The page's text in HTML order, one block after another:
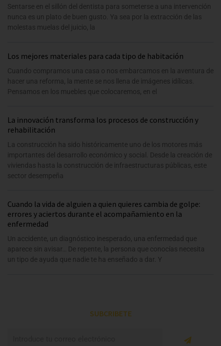
Sentarse en el sillón del dentista para someterse a una intervención
nunca es un plato de buen gusto. Ya sea por la extracción de las
molestas muelas del juicio, la
Los mejores materiales para cada tipo de habitación
Cuando compramos una casa o nos embarcamos en la aventura de
hacer una reforma, la mente se nos llena de imágenes idílicas.
Pensamos en los muebles que colocaremos, en el
La innovación transforma los procesos de construcción y
rehabilitación
La construcción ha sido históricamente uno de los motores más
importantes del desarrollo económico y social. Desde la creación de
viviendas hasta la construcción de infraestructuras públicas, este
sector desempeña
Cuando la vida de alguien a quien quieres cambia de golpe:
errores y aciertos durante el acompañamiento en la
enfermedad
Un accidente, un diagnóstico inesperado, una enfermedad que
aparece sin avisar… De repente, la persona que conocías necesita
un tipo de ayuda que nadie te ha enseñado a dar. Y
SUBCRIBETE